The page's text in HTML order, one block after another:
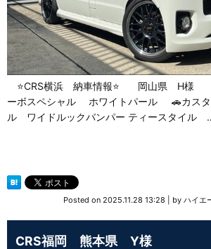
⭐CRS横浜 納車情報⭐ 岡山県 H様
ーボスペシャル ホワイトパール 🚗カス
ル ワイドルックバンパー ティースタイル
Posted on 2025.11.28 13:28 by ハイエ
CRS福岡 熊本県 Y様